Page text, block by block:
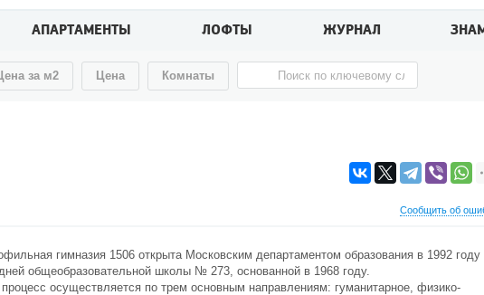
АПАРТАМЕНТЫ ЛОФТЫ ЖУРНАЛ
за м2 Цена Комнаты
Сообщить об
гимназия 1506 открыта Московским департаментом образования в 1992 году
общеобразовательной школы № 273, основанной в 1968 году.
осуществляется по трем основным направлениям: гуманитарное, физико-